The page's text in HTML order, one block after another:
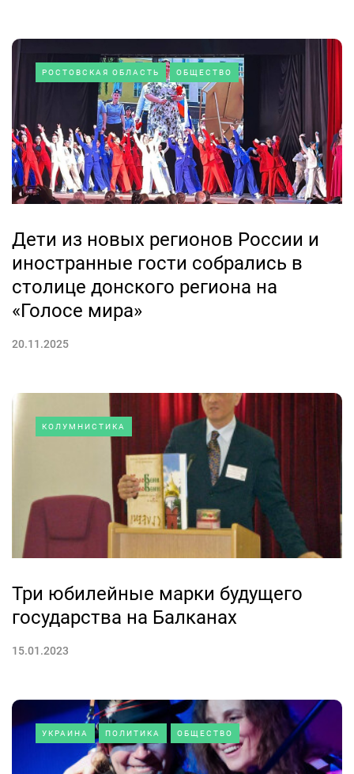
РОСТОВСКАЯ ОБЛАСТЬ ОБЩЕСТВО
Дети из новых регионов России и
иностранные гости собрались в
столице донского региона на
«Голосе мира»
20.11.2025
КОЛУМНИСТИКА
Три юбилейные марки будущего
государства на Балканах
15.01.2023
УКРАИНА ПОЛИТИКА ОБЩЕСТВО